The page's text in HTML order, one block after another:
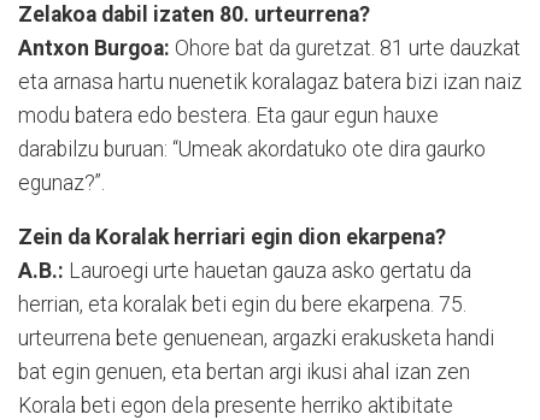
Zelakoa dabil izaten 80. urteurrena?
Antxon Burgoa: Ohore bat da guretzat. 81 urte dauzkat
eta arnasa hartu nuenetik koralagaz batera bizi izan naiz
modu batera edo bestera. Eta gaur egun hauxe
darabilzu buruan: “Umeak akordatuko ote dira gaurko
egunaz?”.
Zein da Koralak herriari egin dion ekarpena?
A.B.: Lauroegi urte hauetan gauza asko gertatu da
herrian, eta koralak beti egin du bere ekarpena. 75.
urteurrena bete genuenean, argazki erakusketa handi
bat egin genuen, eta bertan argi ikusi ahal izan zen
Korala beti egon dela presente herriko aktibitate